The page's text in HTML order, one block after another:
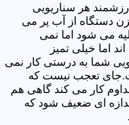
هر سناریویی
دستگاه از آب پر می
می شود اما نمی
اما خیلی تمیز
شما به درستی کار نمی
تعجب نیست که
کار می کند گاهی هم
ای ضعیف شود که